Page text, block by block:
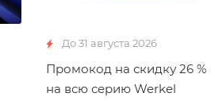
До 31 августа 2026
Промокод на скидку 26 %
на всю серию Werkel